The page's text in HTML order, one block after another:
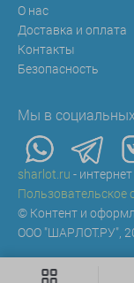
О нас
Доставка и оплата
Контакты
Безопасность
Мы в
sharlot.ru -
Пользовательское
© Контент и
ООО "ШАРЛОТ.РУ",